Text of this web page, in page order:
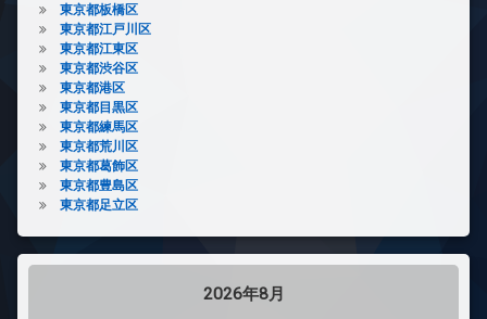
東京都板橋区
東京都江戸川区
東京都江東区
東京都渋谷区
東京都港区
東京都目黒区
東京都練馬区
東京都荒川区
東京都葛飾区
東京都豊島区
東京都足立区
2026年8月